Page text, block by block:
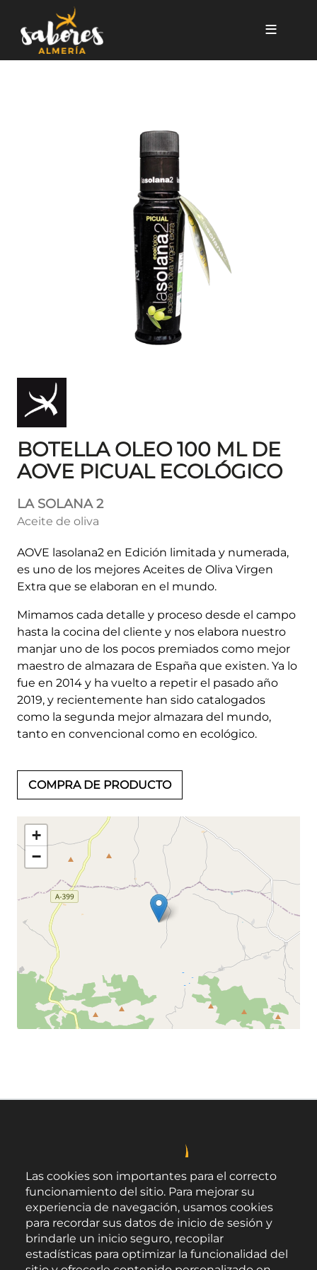
BOTELLA OLEO 100 ML DE
AOVE PICUAL ECOLÓGICO
LA SOLANA 2
Aceite de oliva
AOVE lasolana2 en Edición limitada y numerada,
es uno de los mejores Aceites de Oliva Virgen
Extra que se elaboran en el mundo.
Mimamos cada detalle y proceso desde el campo
hasta la cocina del cliente y nos elabora nuestro
manjar uno de los pocos premiados como mejor
maestro de almazara de España que existen. Ya lo
fue en 2014 y ha vuelto a repetir el pasado año
2019, y recientemente han sido catalogados
como la segunda mejor almazara del mundo,
tanto en convencional como en ecológico.
COMPRA DE PRODUCTO
+
−
Las cookies son importantes para el correcto
funcionamiento del sitio. Para mejorar su
experiencia de navegación, usamos cookies
para recordar sus datos de inicio de sesión y
brindarle un inicio seguro, recopilar
estadísticas para optimizar la funcionalidad del